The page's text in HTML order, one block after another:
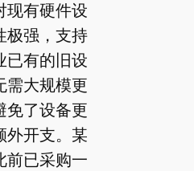
现有硬件设
极强，支持
已有的旧设
需大规模更
免了设备更
外开支。某
前已采购一